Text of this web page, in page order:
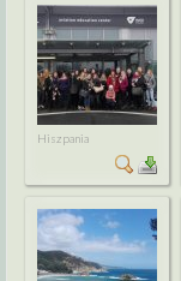
Hiszpania